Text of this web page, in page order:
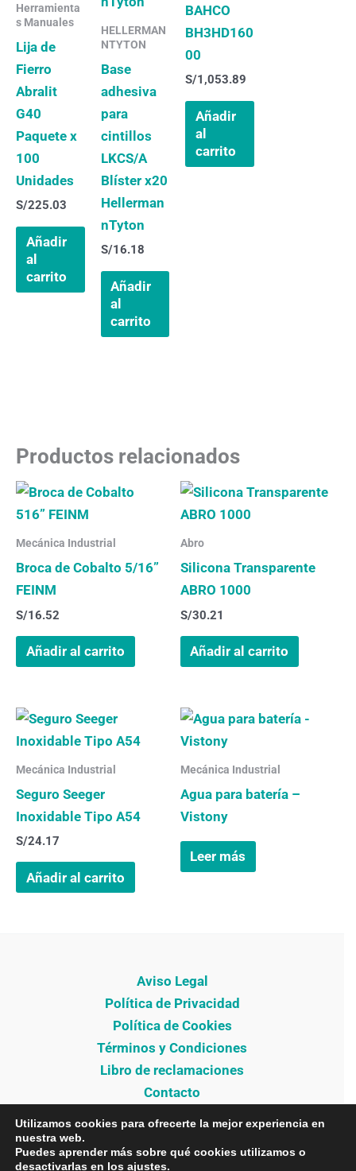
Herramienta
s Manuales
Lija de
Fierro
Abralit
G40
Paquete x
100
Unidades
S/225.03
Añadir
al
carrito
HELLERMAN
NTYTON
Base
adhesiva
para
cintillos
LKCS/A
Blíster x20
Hellerman
nTyton
S/16.18
Añadir
al
carrito
BAHCO
BH3HD160
00
S/1,053.89
Añadir
al
carrito
Productos relacionados
Mecánica Industrial
Broca de Cobalto 5/16”
FEINM
S/16.52
Añadir al carrito
Abro
Silicona Transparente
ABRO 1000
S/30.21
Añadir al carrito
Mecánica Industrial
Seguro Seeger
Inoxidable Tipo A54
S/24.17
Añadir al carrito
Mecánica Industrial
Agua para batería –
Vistony
Leer más
Aviso Legal
Política de Privacidad
Política de Cookies
Términos y Condiciones
Libro de reclamaciones
Contacto
Utilizamos cookies para ofrecerte la mejor experiencia en
nuestra web.
Puedes aprender más sobre qué cookies utilizamos o
desactivarlas en los ajustes.